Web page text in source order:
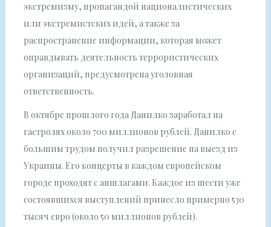
экстремизму, пропагандой националистических
или экстремистских идей, а также за
распространение информации, которая может
оправдывать деятельность террористических
организаций, предусмотрена уголовная
ответственность.
В октябре прошлого года Данилко заработал на
гастролях около 700 миллионов рублей. Данилко с
большим трудом получил разрешение на выезд из
Украины. Его концерты в каждом европейском
городе проходят с аншлагами. Каждое из шести уже
состоявшихся выступлений принесло примерно 530
тысяч евро (около 50 миллионов рублей).